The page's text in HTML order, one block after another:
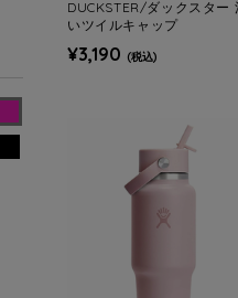
DUCKSTER/ダックスター
いツイルキャップ
¥3,190 (税込)